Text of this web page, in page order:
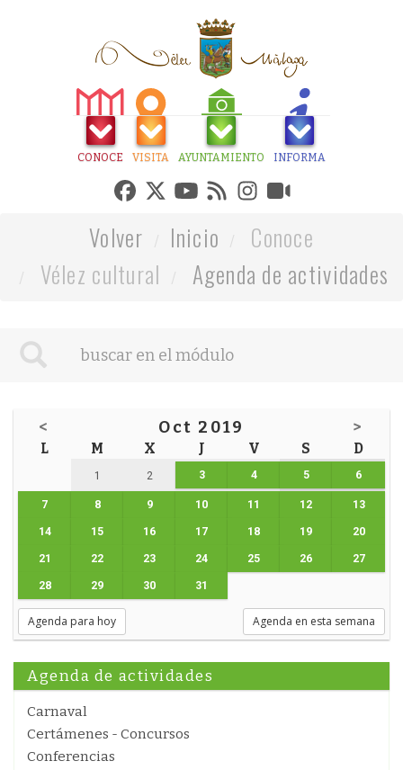
CONOCE VISITA AYUNTAMIENTO INFORMA
Volver Inicio
Conoce
Vélez cultural
Agenda de actividades
< Oct 2019 >
L M X J V S D
1 2 3 4 5 6
7 8 9 10 11 12 13
14 15 16 17 18 19 20
21 22 23 24 25 26 27
28 29 30 31
Agenda para hoy Agenda en esta semana
Agenda de actividades
Carnaval
Certámenes - Concursos
Conferencias